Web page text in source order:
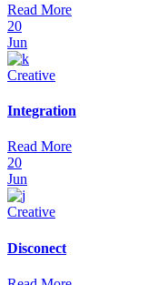
Read More
20
Jun
Creative
Integration
Read More
20
Jun
Creative
Disconect